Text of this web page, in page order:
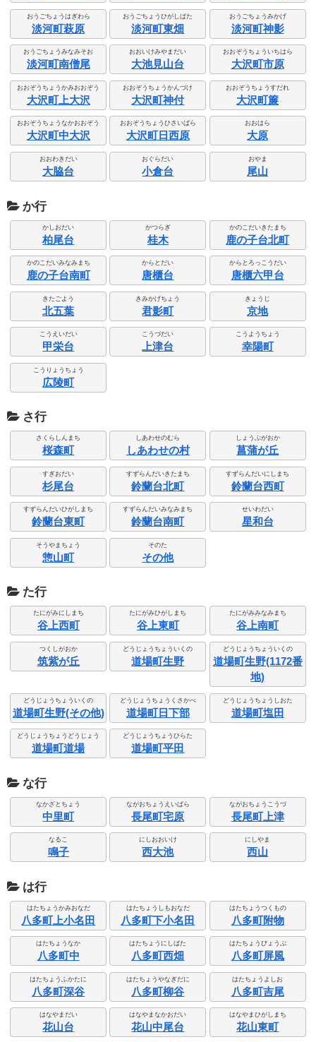
おうごちょうはぎわら
淡河町萩原
おうごちょうひがしばた
淡河町東畑
おうごちょうみかげ
淡河町神影
おうごちょうみなみそお
淡河町南僧尾
おおいけみやまだい
大池見山台
おおぞうちょういちはら
大沢町市原
おおぞうちょうかみおおぞう
大沢町上大沢
おおぞうちょうかんづけ
大沢町神付
おおぞうちょうすだれ
大沢町簾
おおぞうちょうなかおおぞう
大沢町中大沢
おおぞうちょうひさいばら
大沢町日西原
おおはら
大原
おおわきだい
大脇台
おぐらだい
小倉台
おやま
尾山
か行
かしおだい
柏尾台
かつらぎ
桂木
かのこだいきたまち
鹿の子台北町
かのこだいみなみまち
鹿の子台南町
からとだい
唐櫃台
からとろっこうだい
唐櫃六甲台
きたごよう
北五葉
きみかげちょう
君影町
きょうじ
京地
こうえいだい
甲栄台
こうづだい
上津台
こうようちょう
幸陽町
こうりょうちょう
広陵町
さ行
さくらしんまち
桜森町
しあわせのむら
しあわせの村
しょうぶがおか
菖蒲が丘
すぎおだい
杉尾台
すずらんだいきたまち
鈴蘭台北町
すずらんだいにしまち
鈴蘭台西町
すずらんだいひがしまち
鈴蘭台東町
すずらんだいみなみまち
鈴蘭台南町
せいわだい
星和台
そうやまちょう
惣山町
そのた
その他
た行
たにがみにしまち
谷上西町
たにがみひがしまち
谷上東町
たにがみみなみまち
谷上南町
つくしがおか
筑紫が丘
どうじょうちょういくの
道場町生野
どうじょうちょういくの
道場町生野(1172番
地)
どうじょうちょういくの
道場町生野(その他)
どうじょうちょうくさかべ
道場町日下部
どうじょうちょうしおた
道場町塩田
どうじょうちょうどうじょう
道場町道場
どうじょうちょうひらた
道場町平田
な行
なかざとちょう
中里町
ながおちょうえいばら
長尾町宅原
ながおちょうこうづ
長尾町上津
なるこ
鳴子
にしおおいけ
西大池
にしやま
西山
は行
はたちょうかみおなだ
八多町上小名田
はたちょうしもおなだ
八多町下小名田
はたちょうつくもの
八多町附物
はたちょうなか
八多町中
はたちょうにしばた
八多町西畑
はたちょうびょうぶ
八多町屏風
はたちょうふかたに
八多町深谷
はたちょうやなぎだに
八多町柳谷
はたちょうよしお
八多町吉尾
はなやまだい
花山台
はなやまなかおだい
花山中尾台
はなやまひがしまち
花山東町